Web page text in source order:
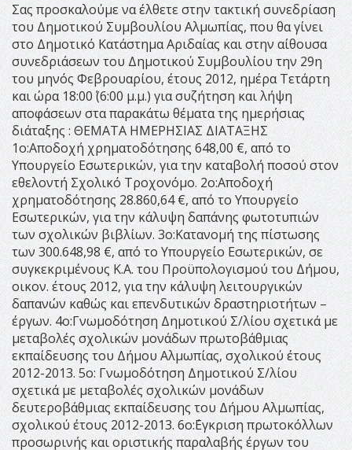
Σας προσκαλούμε να έλθετε στην τακτική συνεδρίαση
του Δημοτικού Συμβουλίου Αλμωπίας, που θα γίνει
στο Δημοτικό Κατάστημα Αριδαίας και στην αίθουσα
συνεδριάσεων του Δημοτικού Συμβουλίου την 29η
του μηνός Φεβρουαρίου, έτους 2012, ημέρα Τετάρτη
και ώρα 18:00΄ (6:00 μ.μ.) για συζήτηση και λήψη
αποφάσεων στα παρακάτω θέματα της ημερήσιας
διάταξης : ΘΕΜΑΤΑ ΗΜΕΡΗΣΙΑΣ ΔΙΑΤΑΞΗΣ
1ο:Αποδοχή χρηματοδότησης 648,00 €, από το
Υπουργείο Εσωτερικών, για την καταβολή ποσού στον
εθελοντή Σχολικό Τροχονόμο. 2ο:Αποδοχή
χρηματοδότησης 28.860,64 €, από το Υπουργείο
Εσωτερικών, για την κάλυψη δαπάνης φωτοτυπιών
των σχολικών βιβλίων. 3ο:Κατανομή της πίστωσης
των 300.648,98 €, από το Υπουργείο Εσωτερικών, σε
συγκεκριμένους Κ.Α. του Προϋπολογισμού του Δήμου,
οικον. έτους 2012, για την κάλυψη λειτουργικών
δαπανών καθώς και επενδυτικών δραστηριοτήτων –
έργων. 4ο:Γνωμοδότηση Δημοτικού Σ/λίου σχετικά με
μεταβολές σχολικών μονάδων πρωτοβάθμιας
εκπαίδευσης του Δήμου Αλμωπίας, σχολικού έτους
2012-2013. 5ο: Γνωμοδότηση Δημοτικού Σ/λίου
σχετικά με μεταβολές σχολικών μονάδων
δευτεροβάθμιας εκπαίδευσης του Δήμου Αλμωπίας,
σχολικού έτους 2012-2013. 6ο:΄Εγκριση πρωτοκόλλων
προσωρινής και οριστικής παραλαβής έργων του